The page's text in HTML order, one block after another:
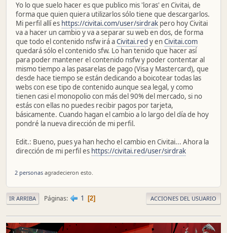
Yo lo que suelo hacer es que publico mis 'loras' en Civitai, de
forma que quien quiera utilizarlos sólo tiene que descargarlos.
Mi perfil allí es https://civitai.com/user/sirdrak pero hoy Civitai
va a hacer un cambio y va a separar su web en dos, de forma
que todo el contenido nsfw irá aCivitai.red y enCivitai.com
quedará sólo el contenido sfw. Lo han tenido que hacer así
para poder mantener el contenido nsfw y poder contentar al
mismo tiempo a las pasarelas de pago (Visa y Mastercard), que
desde hace tiempo se están dedicando a boicotear todas las
webs con ese tipo de contenido aunque sea legal, y como
tienen casi el monopolio con más del 90% del mercado, si no
estás con ellas no puedes recibir pagos por tarjeta,
básicamente. Cuando hagan el cambio a lo largo del día de hoy
pondré la nueva dirección de mi perfil.
Edit.: Bueno, pues ya han hecho el cambio en Civitai... Ahora la
dirección de mi perfil es https://civitai.red/user/sirdrak
2 personas agradecieron esto.
IR ARRIBA Páginas 1 2 ACCIONES DEL USUARIO